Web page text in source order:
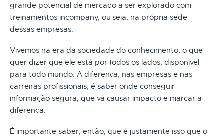
grande potencial de mercado a ser explorado com
treinamentos incompany, ou seja, na própria sede
dessas empresas.
Vivemos na era da sociedade do conhecimento, o que
quer dizer que ele está por todos os lados, disponível
para todo mundo. A diferença, nas empresas e nas
carreiras profissionais, é saber onde conseguir
informação segura, que vá causar impacto e marcar a
diferença.
É importante saber, então, que é justamente isso que o